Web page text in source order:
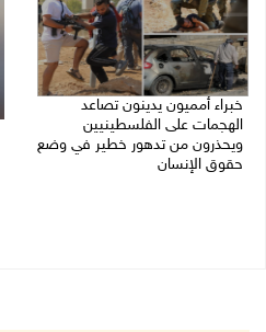
خبراء أمميون يدينون تصاعد
الهجمات على الفلسطينيين
ويحذرون من تدهور خطير في وضع
حقوق الإنسان